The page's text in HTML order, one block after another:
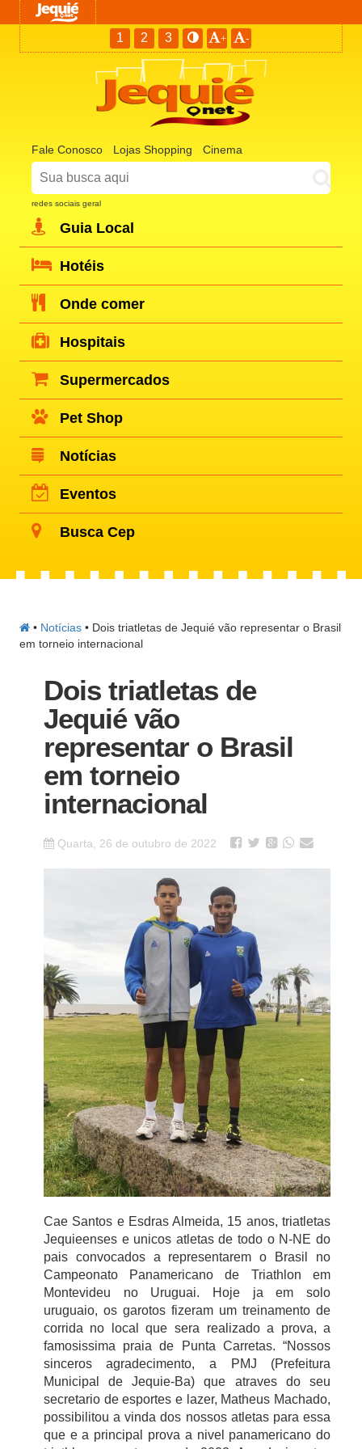
1 2 3 + -
Fale Conosco Lojas Shopping Cinema
redes sociais geral
Guia Local
Hotéis
Onde comer
Hospitais
Supermercados
Pet Shop
Notícias
Eventos
Busca Cep
• Notícias •Dois triatletas de Jequié vão representar o Brasil
em torneio internacional
Dois triatletas de
Jequié vão
representar o Brasil
em torneio
internacional
Quarta, 26 de outubro de 2022
Cae Santos e Esdras Almeida, 15 anos, triatletas
Jequieenses e unicos atletas de todo o N-NE do
pais convocados a representarem o Brasil no
Campeonato Panamericano de Triathlon em
Montevideu no Uruguai. Hoje ja em solo
uruguaio, os garotos fizeram um treinamento de
corrida no local que sera realizado a prova, a
famosissima praia de Punta Carretas. “Nossos
sinceros agradecimento, a PMJ (Prefeitura
Municipal de Jequie-Ba) que atraves do seu
secretario de esportes e lazer, Matheus Machado,
possibilitou a vinda dos nossos atletas para essa
que e a principal prova a nivel panamericano do